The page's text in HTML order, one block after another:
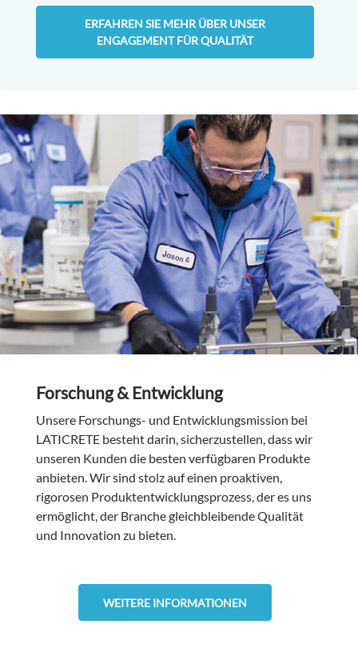
ERFAHREN SIE MEHR ÜBER UNSER
ENGAGEMENT FÜR QUALITÄT
Forschung & Entwicklung
Unsere Forschungs- und Entwicklungsmission bei
LATICRETE besteht darin, sicherzustellen, dass wir
unseren Kunden die besten verfügbaren Produkte
anbieten. Wir sind stolz auf einen proaktiven,
rigorosen Produktentwicklungsprozess, der es uns
ermöglicht, der Branche gleichbleibende Qualität
und Innovation zu bieten.
WEITERE INFORMATIONEN